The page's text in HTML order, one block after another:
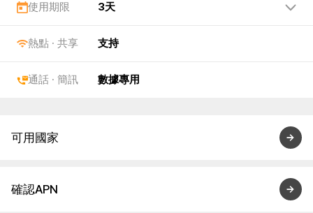
使用期限 3天
熱點 · 共享 支持
通話 · 簡訊 數據專用
可用國家
確認APN